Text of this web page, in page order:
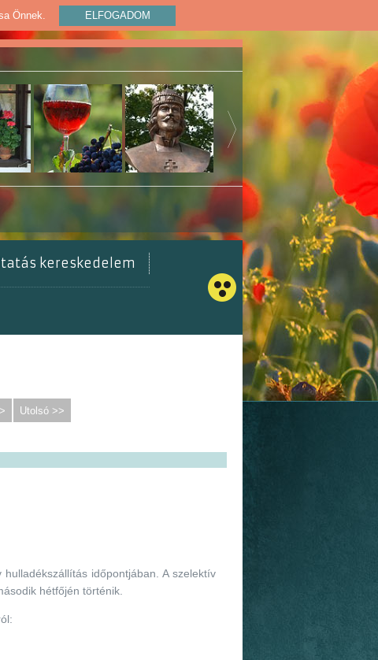
Önnek. ELFOGADOM
kereskedelem
Utolsó >>
időpontjában. A szelektív
hétfőjén történik.